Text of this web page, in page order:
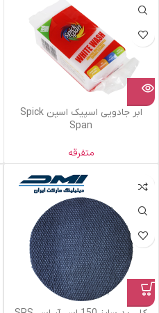
ابر جادویی اسپیک اسپن Spick
Span
متفرقه